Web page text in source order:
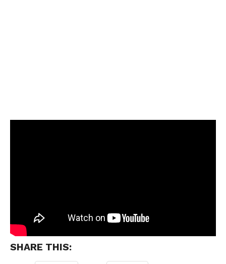
SHARE THIS: